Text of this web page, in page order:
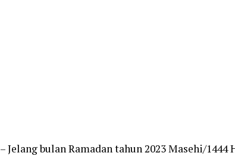
– Jelang bulan Ramadan tahun 2023 Masehi/